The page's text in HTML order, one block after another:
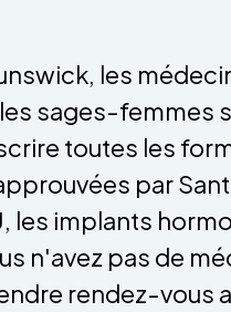
les
sages-femmes
toutes les
par
les implants
n'avez pas de
rendez-vous